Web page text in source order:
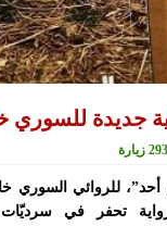
جديدة للسوري
293 زيارة
للروائي السوري
تحفر في